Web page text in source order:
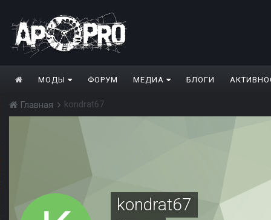
МОДЫ ФОРУМ МЕДИА БЛОГИ
Главная kondrat67
kondrat67